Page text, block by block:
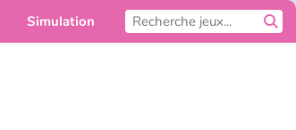
Simulation